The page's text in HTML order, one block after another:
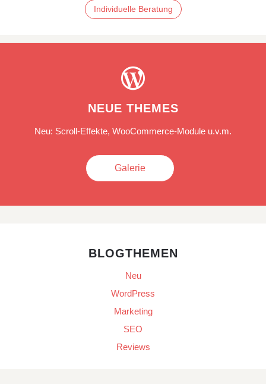
Individuelle Beratung

NEUE THEMES
Neu: Scroll-Effekte, WooCommerce-Module u.v.m.
Galerie
BLOGTHEMEN
Neu
WordPress
Marketing
SEO
Reviews